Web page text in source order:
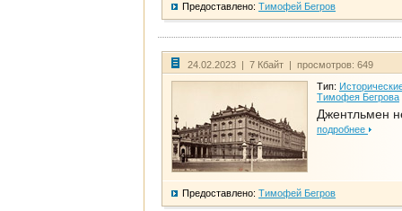
Предоставлено: Тимофей Бегров
24.02.2023 | 7 Кбайт | просмотров: 649
Тип:
Тимофея Бегрова
Джентльмен
подробнее
Предоставлено: Тимофей Бегров